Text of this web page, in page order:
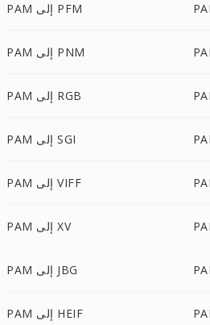
PAM إلى PFM
PAM إلى PNM
PAM إلى RGB
PAM إلى SGI
PAM إلى VIFF
PAM إلى XV
PAM إلى JBG
PAM إلى HEIF